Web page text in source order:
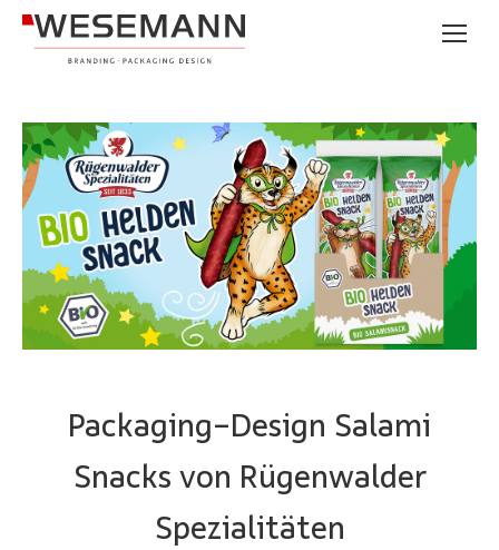
Packaging-Design Salami
Snacks von Rügenwalder
Spezialitäten